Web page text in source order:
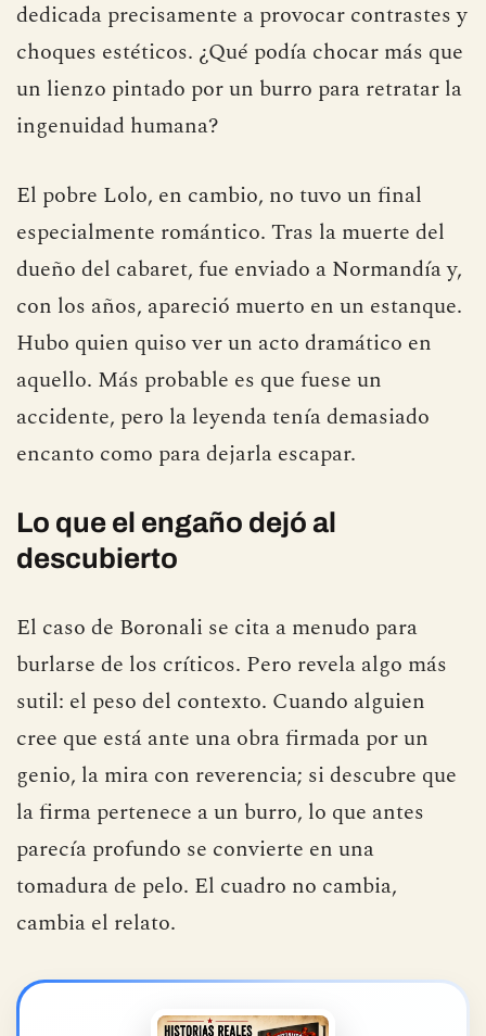
En 2016 reapareció en una exposición
dedicada precisamente a provocar contrastes y
choques estéticos. ¿Qué podía chocar más que
ingenuidad humana?
El pobre Lolo, en cambio, no tuvo un final
especialmente romántico. Tras la muerte del
dueño del cabaret, fue enviado a Normandía y,
con los años, apareció muerto en un estanque.
Hubo quien quiso ver un acto dramático en
aquello. Más probable es que fuese un
encanto como para dejarla escapar.
descubierto
El caso de Boronali se cita a menudo para
burlarse de los críticos. Pero revela algo más
sutil: el peso del contexto. Cuando alguien
cree que está ante una obra firmada por un
genio, la mira con reverencia; si descubre que
la firma pertenece a un burro, lo que antes
parecía profundo se convierte en una
cambia el relato.